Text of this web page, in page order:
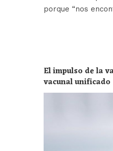
porque “nos
El impulso de la
vacunal unificado